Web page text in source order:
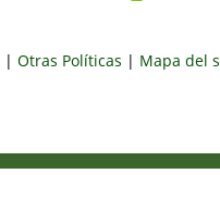
| Otras Políticas | Mapa del